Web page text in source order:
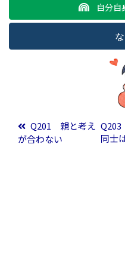
自分自
投稿ナビゲーシ
Q201 親と考え
が合わない
同士